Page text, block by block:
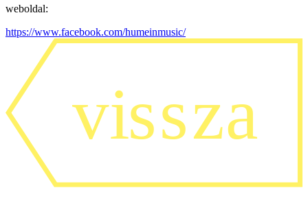
weboldal:
https://www.facebook.com/humeinmusic/